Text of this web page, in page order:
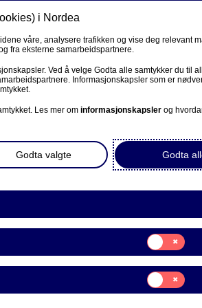
Privat
Fagforbund
i Nordea
våre, analysere trafikken og vise deg relevant
fra eksterne samarbeidspartnere.
Ved å velge Godta alle samtykker du til
Informasjonskapsler som er
Les mer om informasjonskapsler og
Godta
Godta valgte
Samtykke
til:
Statistikk
Samtykke
til:
Markedsføring